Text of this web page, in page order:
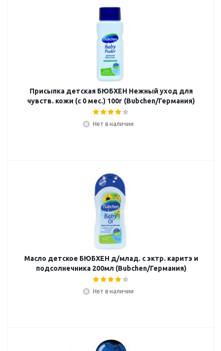
Присыпка детская БЮБХЕН Нежный уход для
чувств. кожи (c 0 мес.) 100г (Bubchen/Германия)
Нет в наличии
Масло детское БЮБХЕН д/млад. с эктр. каритэ и
подсолнечника 200мл (Bubchen/Германия)
Нет в наличии